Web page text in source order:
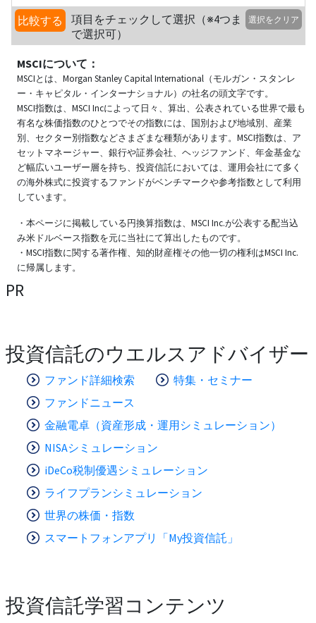
比較する
項目をチェックして選択（※4つま
で選択可）
選択をクリア
MSCIについて：
MSCIとは、Morgan Stanley Capital International（モルガン・スタンレ
ー・キャピタル・インターナショナル）の社名の頭文字です。
MSCI指数は、MSCI Incによって日々、算出、公表されている世界で最も
有名な株価指数のひとつでその指数には、国別および地域別、産業
別、セクター別指数などさまざまな種類があります。MSCI指数は、ア
セットマネージャー、銀行や証券会社、ヘッジファンド、年金基金な
ど幅広いユーザー層を持ち、投資信託においては、運用会社にて多く
の海外株式に投資するファンドがベンチマークや参考指数として利用
しています。
・本ページに掲載している円換算指数は、MSCI Inc.が公表する配当込
み米ドルベース指数を元に当社にて算出したものです。
・MSCI指数に関する著作権、知的財産権その他一切の権利はMSCI Inc.
に帰属します。
PR
投資信託のウエルスアドバイザー
ファンド詳細検索
特集・セミナー
ファンドニュース
金融電卓（資産形成・運用シミュレーション）
NISAシミュレーション
iDeCo税制優遇シミュレーション
ライフプランシミュレーション
世界の株価・指数
スマートフォンアプリ「My投資信託」
投資信託学習コンテンツ